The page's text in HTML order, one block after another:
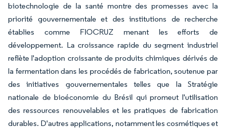
biotechnologie de la santé montre des promesses avec la
priorité gouvernementale et des institutions de recherche
établies comme FIOCRUZ menant les efforts de
développement. La croissance rapide du segment industriel
reflète l'adoption croissante de produits chimiques dérivés de
la fermentation dans les procédés de fabrication, soutenue par
des initiatives gouvernementales telles que la Stratégie
nationale de bioéconomie du Brésil qui promeut l'utilisation
des ressources renouvelables et les pratiques de fabrication
durables. D'autres applications, notamment les cosmétiques et